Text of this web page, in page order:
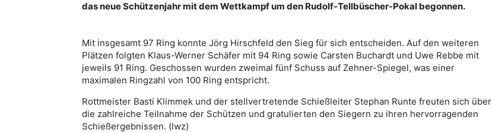
das neue Schützenjahr mit dem Wettkampf um den Rudolf-Tellbüscher-Pokal begonnen.
Mit insgesamt 97 Ring konnte Jörg Hirschfeld den Sieg für sich entscheiden. Auf den weiteren
Plätzen folgten Klaus-Werner Schäfer mit 94 Ring sowie Carsten Buchardt und Uwe Rebbe mit
jeweils 91 Ring. Geschossen wurden zweimal fünf Schuss auf Zehner-Spiegel, was einer
maximalen Ringzahl von 100 Ring entspricht.
Rottmeister Basti Klimmek und der stellvertretende Schießleiter Stephan Runte freuten sich über
die zahlreiche Teilnahme der Schützen und gratulierten den Siegern zu ihren hervorragenden
Schießergebnissen. (lwz)